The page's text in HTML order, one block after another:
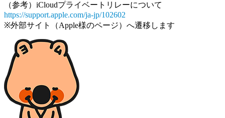
（参考）iCloudプライベートリレーについて
https://support.apple.com/ja-jp/102602
※外部サイト（Apple様のページ）へ遷移します